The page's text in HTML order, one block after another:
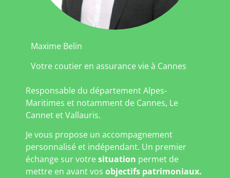
Maxime Belin
Votre coutier en assurance vie à Cannes
Responsable du département Alpes-
Maritimes et notamment de Cannes, Le
Cannet et Vallauris.
Je vous propose un accompagnement
personnalisé et indépendant. Un premier
échange sur votresituation permet de
mettre en avant vos objectifs patrimoniaux.